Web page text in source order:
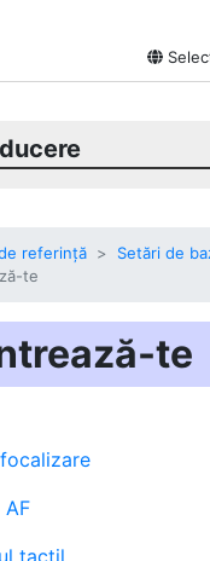
referință
Setări de
te
te
tactil